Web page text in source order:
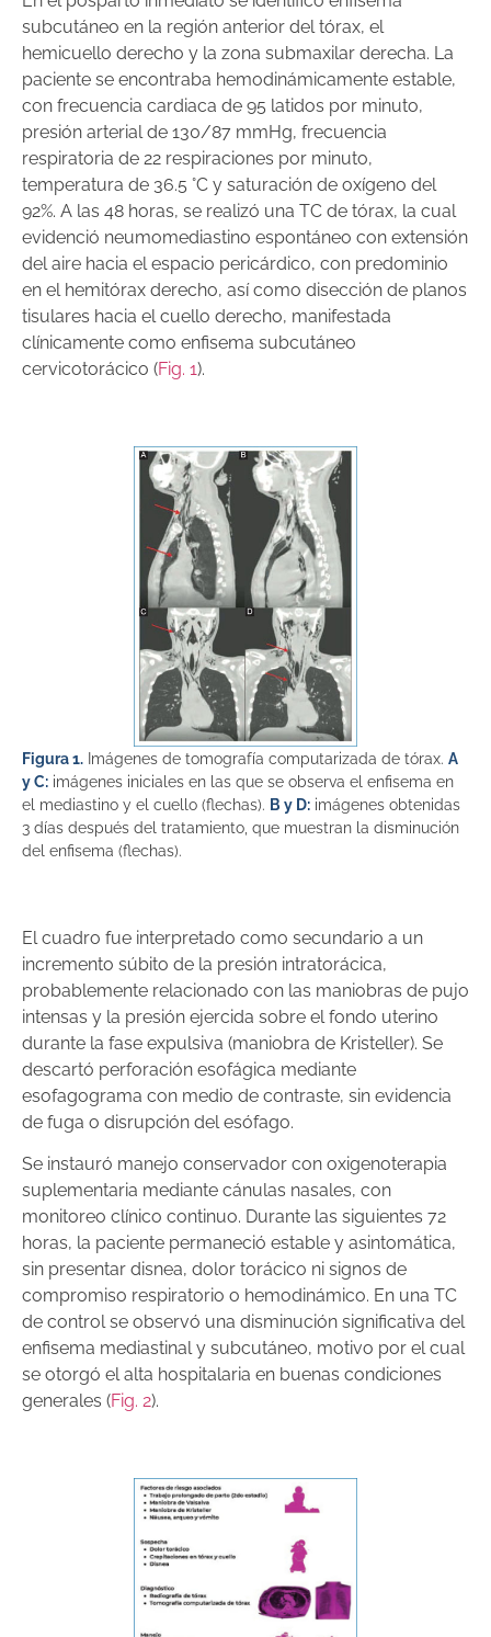
subcutáneo en la región anterior del tórax, el
hemicuello derecho y la zona submaxilar derecha. La
paciente se encontraba hemodinámicamente estable,
con frecuencia cardiaca de 95 latidos por minuto,
presión arterial de 130/87 mmHg, frecuencia
respiratoria de 22 respira­ciones por minuto,
temperatura de 36.5 °C y saturación de oxígeno del
92%. A las 48 horas, se realizó una TC de tórax, la cual
evidenció neumomediastino espontáneo con extensión
del aire hacia el espacio pericárdico, con predominio
en el hemitórax derecho, así como disección de planos
tisulares hacia el cuello derecho, manifestada
clínicamente como enfisema subcutáneo
cervicotorácico (Fig. 1).
Figura 1. Imágenes de tomografía computarizada de tórax. A
y C: imágenes iniciales en las que se observa el enfisema en
el mediastino y el cuello (flechas). B y D: imágenes obtenidas
3 días después del tratamiento, que muestran la disminución
del enfisema (flechas).
El cuadro fue interpretado como secundario a un
incremento súbito de la presión intratorácica,
probable­mente relacionado con las maniobras de pujo
intensas y la presión ejercida sobre el fondo uterino
durante la fase expulsiva (maniobra de Kristeller). Se
descartó perforación esofágica mediante
esofagograma con medio de con­traste, sin evidencia
de fuga o disrupción del esófago.
Se instauró manejo conservador con oxigenoterapia
suplementaria mediante cánulas nasales, con
monitoreo clínico continuo. Durante las siguientes 72
horas, la paciente permaneció estable y asintomática,
sin presentar disnea, dolor torácico ni signos de
compromiso respiratorio o hemodinámico. En una TC
de control se observó una disminución significativa del
enfisema mediastinal y subcutáneo, motivo por el cual
se otorgó el alta hospitalaria en buenas condiciones
generales (Fig. 2).